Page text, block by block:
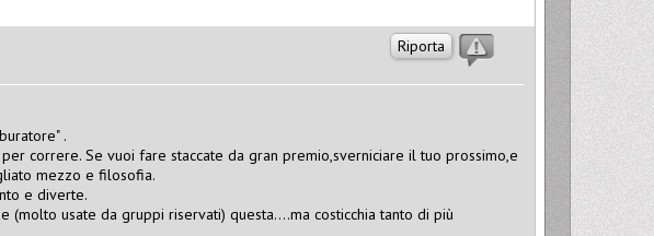
Riporta
.
correre. Se vuoi fare staccate da gran premio,sverniciare il tuo prossimo,e
mezzo e filosofia.
e diverte.
(molto usate da gruppi riservati) questa....ma costicchia tanto di più